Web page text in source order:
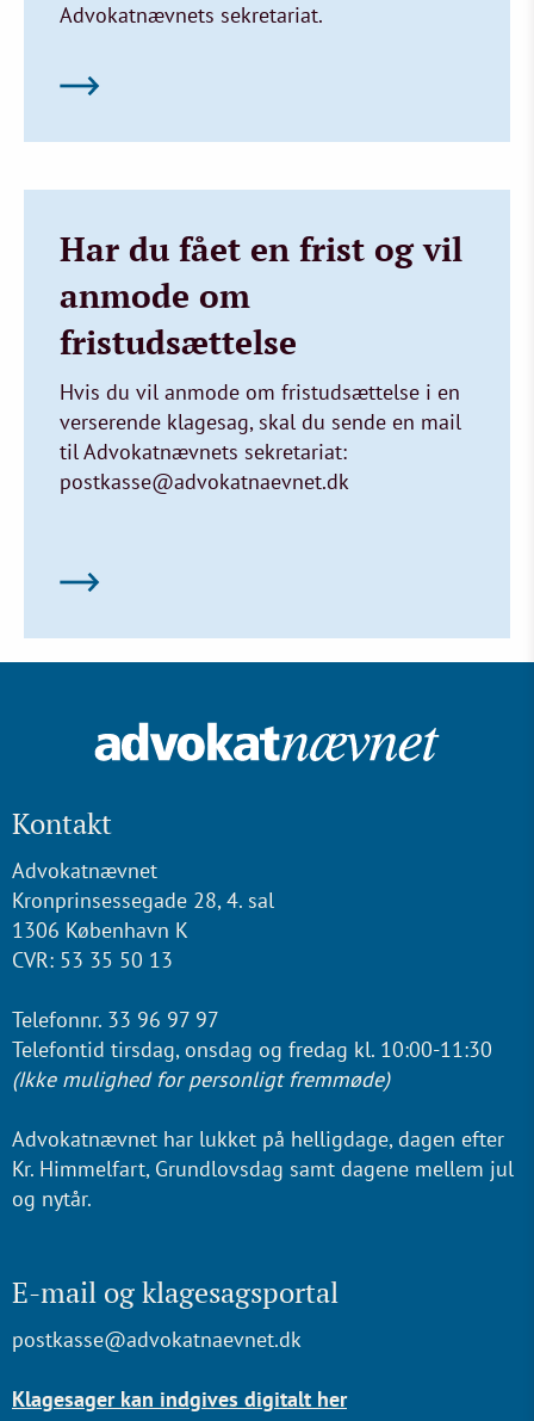
Advokatnævnets sekretariat.
Har du fået en frist og vil
anmode om
fristudsættelse
Hvis du vil anmode om fristudsættelse i en
verserende klagesag, skal du sende en mail
til Advokatnævnets sekretariat:
postkasse@advokatnaevnet.dk
Kontakt
Advokatnævnet
Kronprinsessegade 28, 4. sal
1306 København K
CVR: 53 35 50 13
Telefonnr. 33 96 97 97
Telefontid tirsdag, onsdag og fredag kl. 10:00-11:30
(Ikke mulighed for personligt fremmøde)
Advokatnævnet har lukket på helligdage, dagen efter
Kr. Himmelfart, Grundlovsdag samt dagene mellem jul
og nytår.
E-mail og klagesagsportal
postkasse@advokatnaevnet.dk
Klagesager kan indgives digitalt her